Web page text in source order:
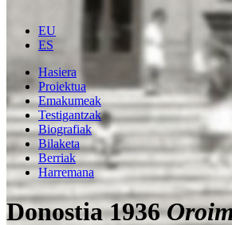
EU
ES
Hasiera
Proiektua
Emakumeak
Testigantzak
Biografiak
Bilaketa
Berriak
Harremana
Donostia 1936